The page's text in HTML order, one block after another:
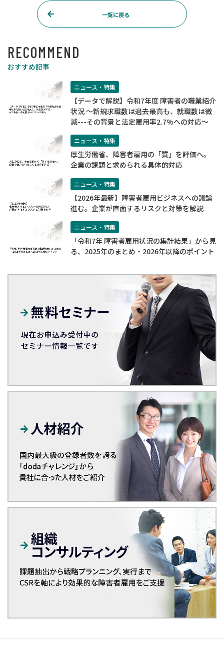
一覧に戻る
RECOMMEND
おすすめ記事
ニュース・特集
【データで解説】令和7年度 障害者の職業紹介
状況 ～新規求職数は過去最高も、就職数は微
減---その背景と法定雇用率2.7%への対応～
ニュース・特集
厚生労働省、障害者雇用の「質」を評価へ。
企業の課題と求められる具体的対応
ニュース・特集
【2026年最新】障害者雇用ビジネスへの議論
進む。企業が直面するリスクと対策を解説
ニュース・特集
「令和7年 障害者雇用状況の集計結果」から見
る、2025年のまとめ・2026年以降のポイント